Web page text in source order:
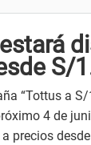
S/
“Tottus a
4 de
precios